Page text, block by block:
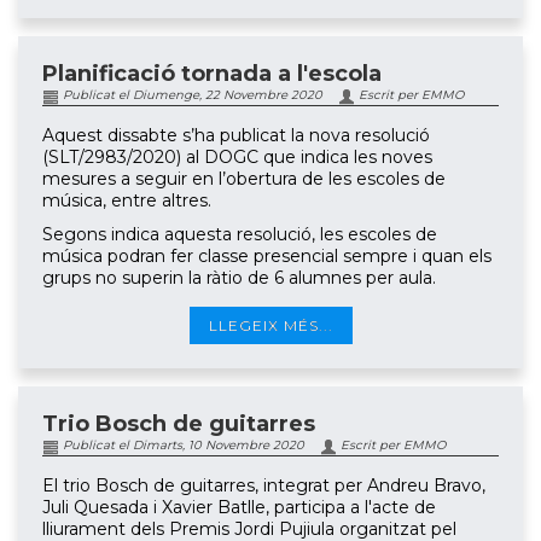
Planificació tornada a l'escola
Publicat el Diumenge, 22 Novembre 2020 Escrit per EMMO
Aquest dissabte s’ha publicat la nova resolució
(SLT/2983/2020) al DOGC que indica les noves
mesures a seguir en l’obertura de les escoles de
música, entre altres.
Segons indica aquesta resolució, les escoles de
música podran fer classe presencial sempre i quan els
grups no superin la ràtio de 6 alumnes per aula.
LLEGEIX MÉS...
Trio Bosch de guitarres
Publicat el Dimarts, 10 Novembre 2020 Escrit per EMMO
El trio Bosch de guitarres, integrat per Andreu Bravo,
Juli Quesada i Xavier Batlle, participa a l'acte de
lliurament dels Premis Jordi Pujiula organitzat pel